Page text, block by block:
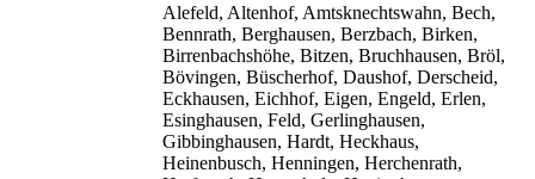
Alefeld, Altenhof, Amtsknechtswahn, Bech,
Bennrath, Berghausen, Berzbach, Birken,
Birrenbachshöhe, Bitzen, Bruchhausen, Bröl,
Bövingen, Büscherhof, Daushof, Derscheid,
Eckhausen, Eichhof, Eigen, Engeld, Erlen,
Esinghausen, Feld, Gerlinghausen,
Gibbinghausen, Hardt, Heckhaus,
Heinenbusch, Henningen, Herchenrath,